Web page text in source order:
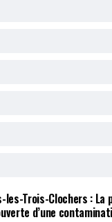
les-Trois-Clochers :
d’une